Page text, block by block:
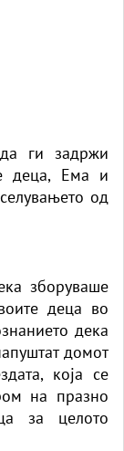
ги задржи
деца, Ема и
од
зборуваше
деца во
дека
домот
која се
на празно
за целото